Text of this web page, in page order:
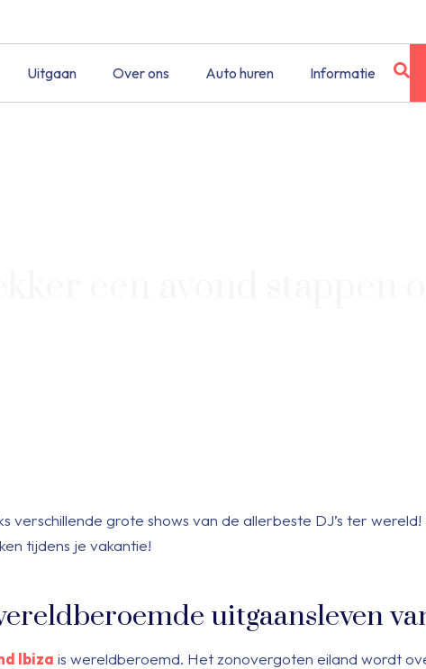
Uitgaan Over ons Auto huren Informatie
verschillende grote shows van de allerbeste DJ’s ter
tijdens je vakantie!
uitgaansleven
Ibiza is wereldberoemd. Het zonovergoten eiland wordt